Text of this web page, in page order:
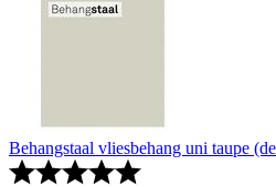
Behangstaal vliesbehang uni taupe